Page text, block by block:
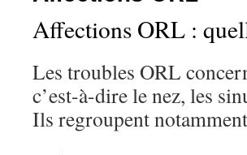
Affections ORL :
Les troubles ORL
c’est-à-dire le nez, les
Ils regroupent